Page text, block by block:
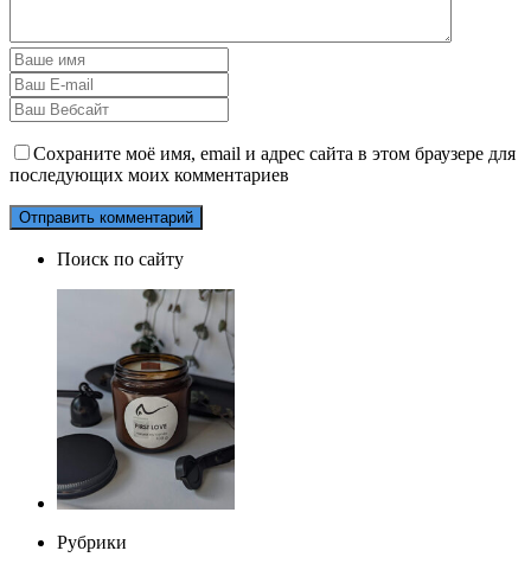
Сохраните моё имя, email и адрес сайта в этом браузере для
последующих моих комментариев
Поиск по сайту
Рубрики